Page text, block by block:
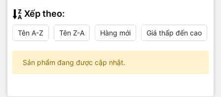
Xếp theo:
Tên A-Z Tên Z-A Hàng mới Giá thấp đến cao
Sản phẩm đang được cập nhật.